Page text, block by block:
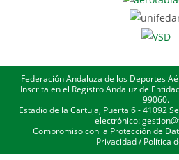
Federación Andaluza de los Deportes
Inscrita en el Registro Andaluz de
99060.
Estadio de la Cartuja, Puerta 6 - 41092
electrónico:
Compromiso con la Protección de
Privacidad/Política